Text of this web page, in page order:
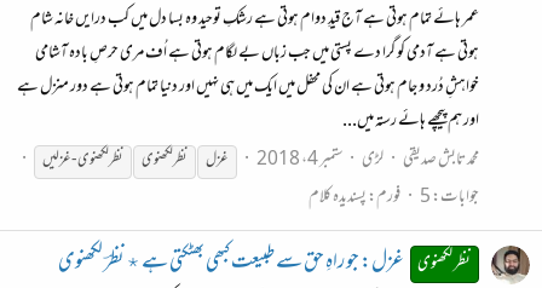
عمر ہائے تمام ہوتی ہے آج قیدِ دوام ہوتی ہے رشکِ توحید وہ بسا دل میں کب درایں خانہ شام
ہوتی ہے آدمی کو گرا دے پستی میں جب زباں بے لگام ہوتی ہے اُف مری حرصِ بادہ آشامی
خواہشِ دُرد و جام ہوتی ہے ان کی محفل میں ایک میں ہی نہیں اور دنیا تمام ہوتی ہے دور منزل ہے
اور ہم پیچھے ہائے رستہ میں...
محمد تابش صدیقی
لڑی ستمبر 4، 2018 غزل نظرلکھنوی نظرلکھنوی-غزلیں
جوابات: 5 فورم:پسندیدہ کلام
نظر لکھنوی غزل: جو راہِ حق سے طبیعت کبھی بھٹکتی ہے ٭ نظرؔ لکھنوی